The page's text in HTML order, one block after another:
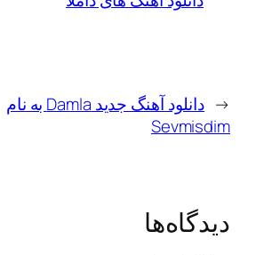
←
دانلود آهنگ جدید Damla به نام
Sevmisdim
دیدگاه‌ها